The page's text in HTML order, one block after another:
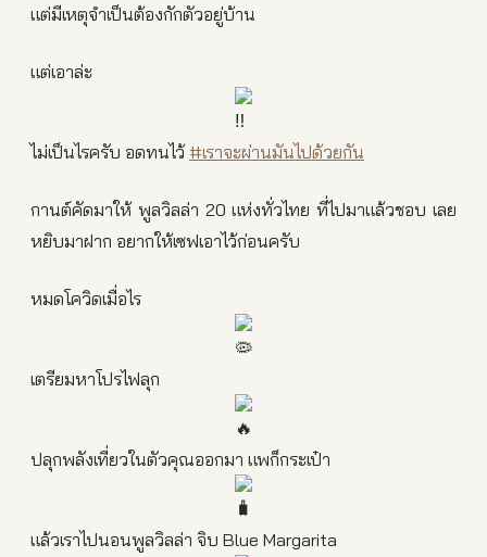
แต่มีเหตุจำเป็นต้องกักตัวอยู่บ้าน
แต่เอาล่ะ
ไม่เป็นไรครับ อดทนไว้#เราจะผ่านมันไปด้วยกัน
กานต์คัดมาให้ พูลวิลล่า 20 แห่งทั่วไทย ที่ไปมาแล้วชอบ เลย
หยิบมาฝาก อยากให้เซฟเอาไว้ก่อนครับ
หมดโควิดเมื่อไร
เตรียมหาโปรไฟลุก
ปลุกพลังเที่ยวในตัวคุณออกมา แพก็กระเป๋า
แล้วเราไปนอนพูลวิลล่า จิบ Blue Margarita